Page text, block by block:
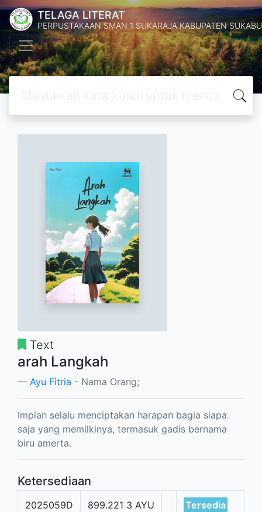
TELAGA LITERAT
PERPUSTAKAAN SMAN 1 SUKARAJA KABUPATEN
Text
arah Langkah
Ayu Fitria - Nama Orang;
Impian selalu menciptakan harapan bagia siapa
saja yang memilkinya, termasuk gadis bernama
biru amerta.
Ketersediaan
2025059D
899.221 3 AYU
Tersedia